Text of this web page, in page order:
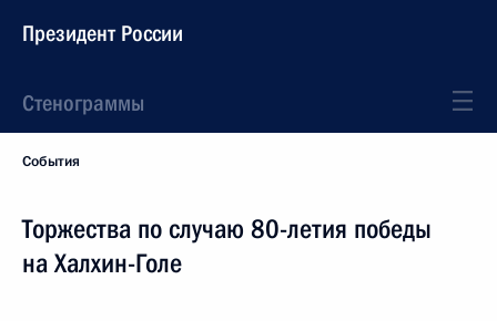
Президент России
Стенограммы
События
Торжества по случаю 80-летия победы
на Халхин-Голе